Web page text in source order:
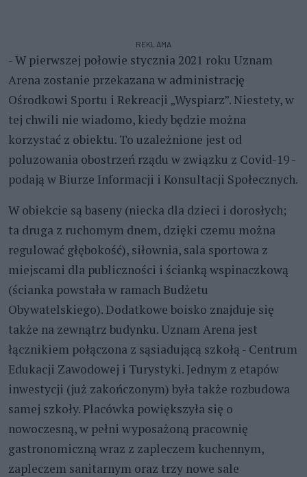
REKLAMA
- W pierwszej połowie stycznia 2021 roku Uznam
Arena zostanie przekazana w administrację
Ośrodkowi Sportu i Rekreacji „Wyspiarz”. Niestety, w
tej chwili nie wiadomo, kiedy będzie można
korzystać z obiektu. To uzależnione jest od
poluzowania obostrzeń rządu w związku z Covid-19 -
podają w Biurze Informacji i Konsultacji Społecznych.
W obiekcie są baseny (niecka dla dzieci i dorosłych;
ta druga z ruchomym dnem, dzięki czemu można
regulować głębokość), siłownia, sala sportowa z
miejscami dla publiczności i ścianką wspinaczkową
(ścianka powstała w ramach Budżetu
Obywatelskiego). Dodatkowe boisko znajduje się
także na zewnątrz budynku. Uznam Arena jest
łącznikiem połączona z sąsiadującą szkołą - Centrum
Edukacji Zawodowej i Turystyki. Jednym z etapów
inwestycji (już zakończonym) była także rozbudowa
samej szkoły. Placówka powiększyła się o
nowoczesną, w pełni wyposażoną pracownię
gastronomiczną wraz z zapleczem kuchennym,
zapleczem sanitarnym oraz trzy nowe sale